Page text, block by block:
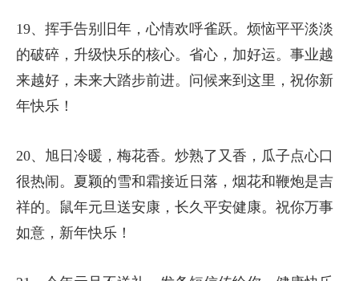
19、挥手告别旧年，心情欢呼雀跃。烦恼平平淡淡
的破碎，升级快乐的核心。省心，加好运。事业越
来越好，未来大踏步前进。问候来到这里，祝你新
年快乐！
20、旭日冷暖，梅花香。炒熟了又香，瓜子点心口
很热闹。夏颖的雪和霜接近日落，烟花和鞭炮是吉
祥的。鼠年元旦送安康，长久平安健康。祝你万事
如意，新年快乐！